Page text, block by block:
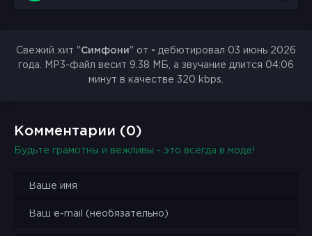
Свежий хит "Симфони" от - дебютировал 03 июнь 2026
года. MP3-файл весит 9.38 МБ, а звучание длится 04:06
минут в качестве 320 kbps.
Комментарии (0)
Будьте грамотны и вежливы - это всегда в моде!